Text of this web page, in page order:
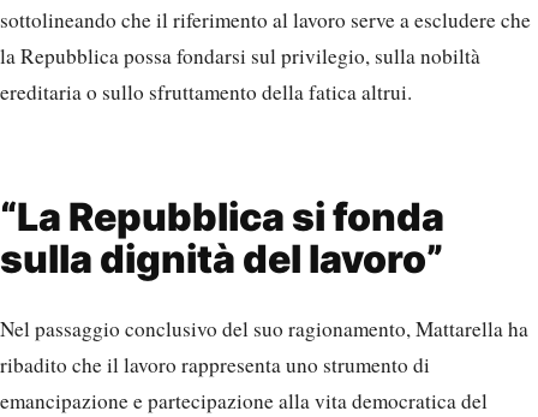
sottolineando che il riferimento al lavoro serve a escludere che
la Repubblica possa fondarsi sul privilegio, sulla nobiltà
ereditaria o sullo sfruttamento della fatica altrui.
“La Repubblica si fonda
sulla dignità del lavoro”
Nel passaggio conclusivo del suo ragionamento, Mattarella ha
ribadito che il lavoro rappresenta uno strumento di
emancipazione e partecipazione alla vita democratica del